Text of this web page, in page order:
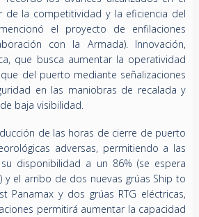
la competitividad y la eficiencia del
el proyecto de enfilaciones
con la Armada). Innovación,
que busca aumentar la operatividad
del puerto mediante señalizaciones
en las maniobras de recalada y
baja visibilidad.
de las horas de cierre de puerto
adversas, permitiendo a las
disponibilidad a un 86% (se espera
y el arribo de dos nuevas grúas Ship to
Panamax y dos grúas RTG eléctricas,
permitirá aumentar la capacidad